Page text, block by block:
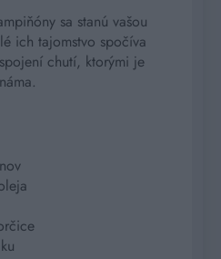
sa stanú vašou
ich tajomstvo spočíva
chutí, ktorými je